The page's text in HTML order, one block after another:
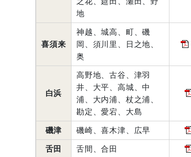
地
喜須来
神越、城高、町、磯
岡、須川里、日之地、
奥
白浜
高野地、古谷、津羽
井、大平、高城、中
浦、大内浦、杖之浦、
勘定、愛宕、大島
磯津 磯崎、喜木津、広早
舌田
舌間、合田